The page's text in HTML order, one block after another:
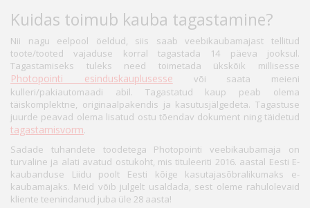
Kuidas toimub kauba tagastamine?
Nii nagu eelpool öeldud, siis saab veebikaubamajast tellitud
toote/tooted vajaduse korral tagastada 14 päeva jooksul.
Tagastamiseks tuleks need toimetada ükskõik millisesse
Photopointi esinduskauplusesse või saata meieni
kulleri/pakiautomaadi abil. Tagastatud kaup peab olema
täiskomplektne, originaalpakendis ja kasutusjälgedeta. Tagastuse
juurde peavad olema lisatud ostu tõendav dokument ning täidetud
tagastamisvorm.
Sadade tuhandete toodetega Photopointi veebikaubamaja on
turvaline ja alati avatud ostukoht, mis tituleeriti 2016. aastal Eesti E-
kaubanduse Liidu poolt Eesti kõige kasutajasõbralikumaks e-
kaubamajaks. Meid võib julgelt usaldada, sest oleme rahulolevaid
kliente teenindanud juba üle 28 aasta!